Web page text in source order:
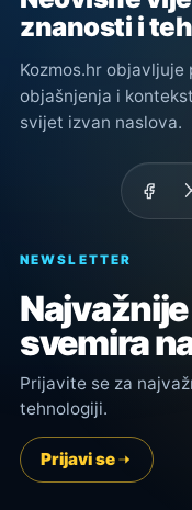
znanosti i
Kozmos.hr
objašnjenja i
svijet izvan naslova.
NEWSLETTER
svemira
Prijavite se za
tehnologiji.
Prijavi se